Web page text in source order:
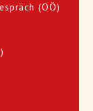
(OÖ)